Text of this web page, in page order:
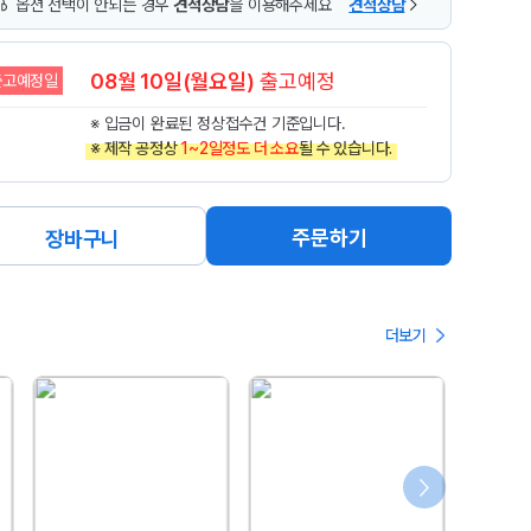
옵션 선택이 안되는 경우 견적상담을 이용해주세요 견적상담
예정일 08월 10일(월요일) 출고예정
※ 입금이 완료된 정상접수건 기준입니다.
※ 제작 공정상1~2일정도 더 소요될 수 있습니다.
장바구니 주문하기
더보기